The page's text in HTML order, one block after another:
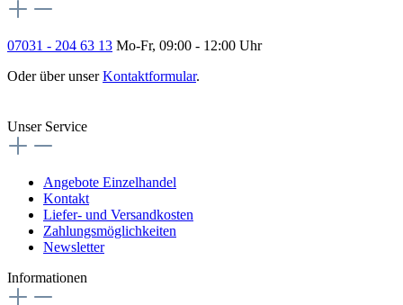
07031 - 204 63 13 Mo-Fr, 09:00 - 12:00 Uhr
Oder über unserKontaktformular.
Unser Service
Angebote Einzelhandel
Kontakt
Liefer- und Versandkosten
Zahlungsmöglichkeiten
Newsletter
Informationen